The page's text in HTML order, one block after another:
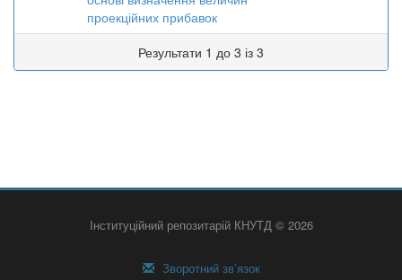
проекційних прибавок
Результати 1 до 3 із 3
Інституційний репозитарій КНУТД © 2026
Зворотний зв’язок